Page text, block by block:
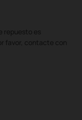
repuesto es
favor, contacte con